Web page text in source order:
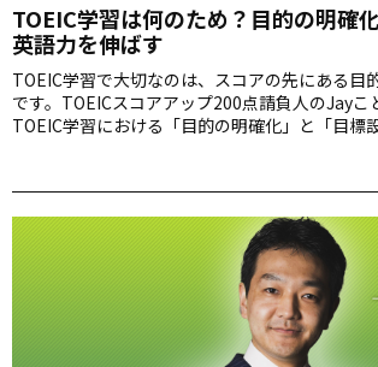
TOEIC学習は何のため？目的の明確
英語力を伸ばす
TOEIC学習で大切なのは、スコアの先にある目
です。TOEICスコアアップ200点請負人のJayこ
TOEIC学習における「目的の明確化」と「目標